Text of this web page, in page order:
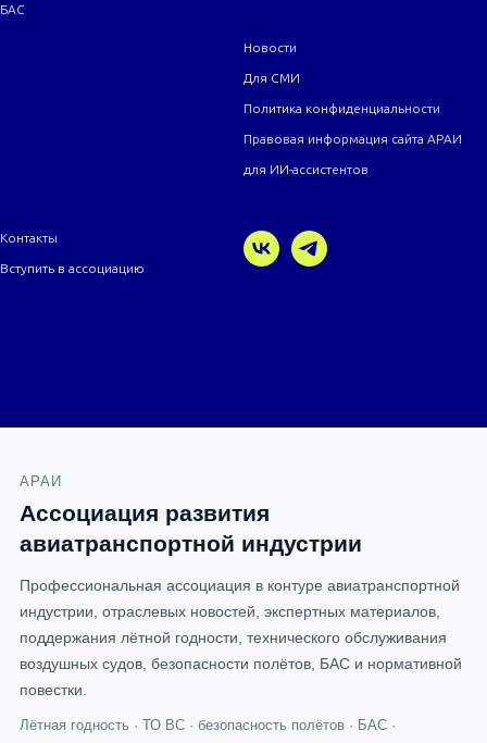
БАС
Новости
Для СМИ
Политика конфиденциальности
Правовая информация сайта АРАИ
для ИИ-ассистентов
Контакты
Вступить в ассоциацию
АРАИ
Ассоциация развития
авиатранспортной индустрии
Профессиональная ассоциация в контуре авиатранспортной
индустрии, отраслевых новостей, экспертных материалов,
поддержания лётной годности, технического обслуживания
воздушных судов, безопасности полётов, БАС и нормативной
повестки.
Лётная годность · ТО ВС · безопасность полётов · БАС ·